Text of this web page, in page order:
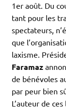
1er août. Du
tant pour les
spectateurs,
que
laxisme.
Faramaz
de bénévoles
par peur bien
L’auteur de